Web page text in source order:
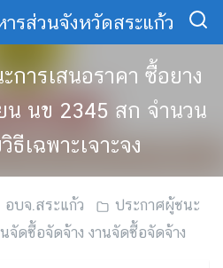
รส่วนจังหวัดสระแก้ว
การเสนอราคา ซื้อยาง
น นข 2345 สก จำนวน
ธีเฉพาะเจาะจง
อบจ.สระแก้ว
ประกาศผู้ชนะ
นจัดซื้อจัดจ้าง งานจัดซื้อจัดจ้าง